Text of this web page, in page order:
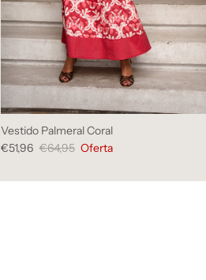
Vestido Palmeral Coral
€51,96 €64,95 Oferta